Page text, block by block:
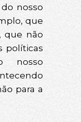
nosso
que
que não
políticas
nosso
para a